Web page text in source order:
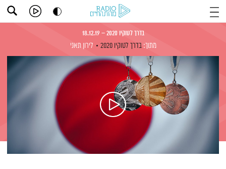
בדרך לטוקיו 2020 – 18.12.19
מתוך: בדרך לטוקיו 2020 לירון תאני